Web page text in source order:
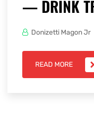
— DRINK
Donizetti Magon Jr
READ MORE